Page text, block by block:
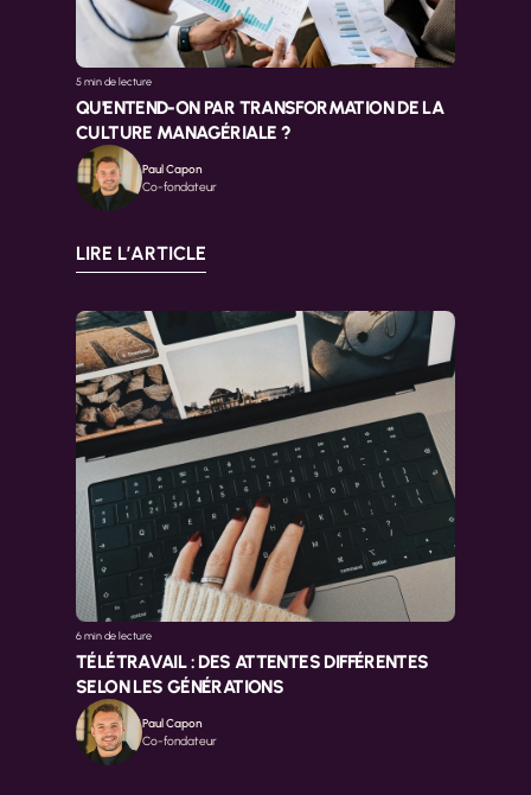
5 min de lecture
QU'ENTEND-ON PAR TRANSFORMATION DE LA
CULTURE MANAGÉRIALE ?
Paul Capon
Co-fondateur
LIRE L’ARTICLE
6 min de lecture
TÉLÉTRAVAIL : DES ATTENTES DIFFÉRENTES
SELON LES GÉNÉRATIONS
Paul Capon
Co-fondateur